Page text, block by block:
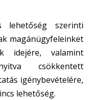
lehetőség szerinti
magánügyfeleinket
idejére, valamint
csökkentett
igénybevételére,
lehetőség.